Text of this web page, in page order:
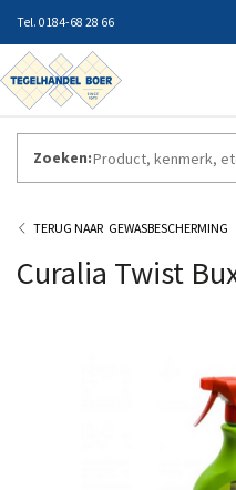
0184-68 28 66
Zoeken:
ZAKELIJK INLOGGEN
GEWASBESCHERMING
Curalia Twist